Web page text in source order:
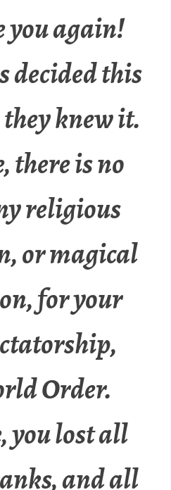
you again!
decided this
knew it.
there is no
religious
or magical
for your
Order.
you lost all
and all